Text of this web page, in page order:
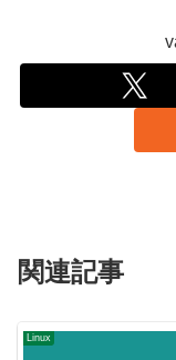
関連記事
Linux